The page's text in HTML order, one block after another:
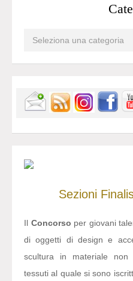
Sezioni
Il Concorso per giovani
di oggetti di design e
scultura in materiale
tessuti al quale si sono